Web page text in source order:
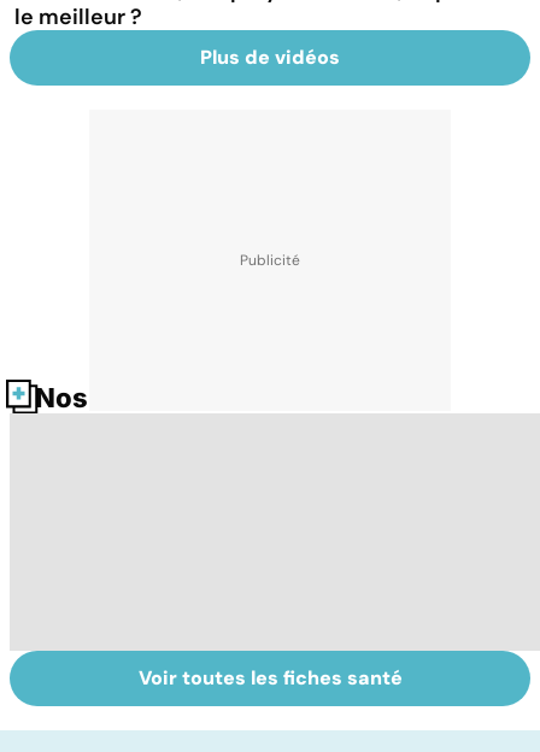
le meilleur ?
Plus de vidéos
Nos fiches santé
Tout savoir sur
les infections
Inflammation des
amygdales : que
Voir toutes les fiches santé